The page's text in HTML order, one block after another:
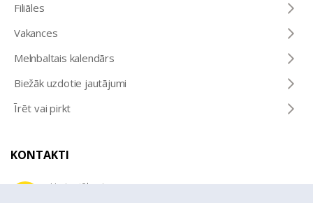
Filiāles
Vakances
Melnbaltais kalendārs
Biežāk uzdotie jautājumi
Īrēt vai pirkt
KONTAKTI
Uzziņu tālrunis